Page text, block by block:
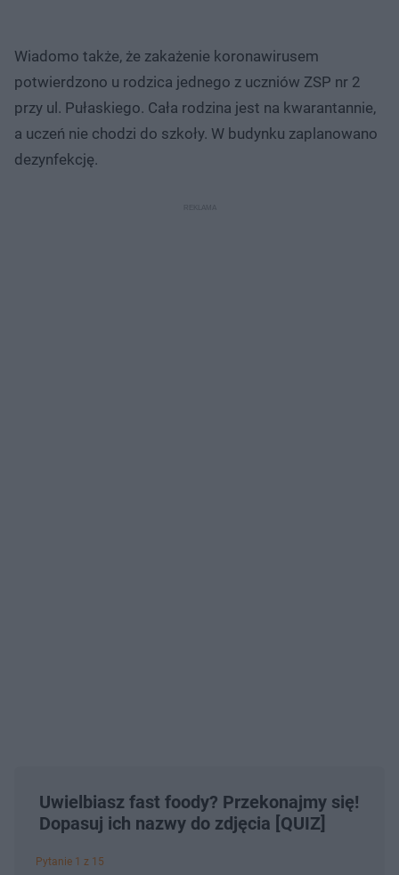
Wiadomo także, że zakażenie koronawirusem
potwierdzono u rodzica jednego z uczniów ZSP nr 2
przy ul. Pułaskiego. Cała rodzina jest na kwarantannie,
a uczeń nie chodzi do szkoły. W budynku zaplanowano
dezynfekcję.
Uwielbiasz fast foody? Przekonajmy się!
Dopasuj ich nazwy do zdjęcia [QUIZ]
Pytanie 1 z 15